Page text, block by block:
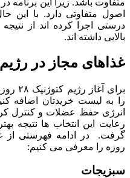
اصول متفاوتی دارد. با این
درستی اجرا کرده اند از
بالایی داشته اند.
غذاهای مجاز در رژیم
برای
را به لیست خریدتان اضافه
انرژی حفظ عضلات و کنترل
روزه را معرفی می کنیم:
سبزیجات